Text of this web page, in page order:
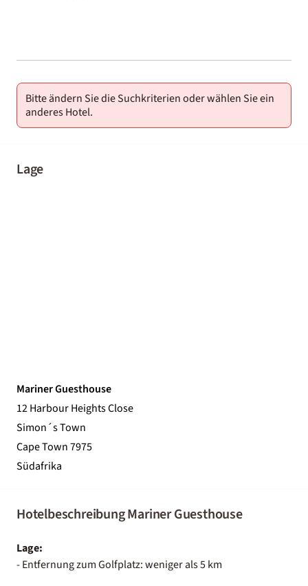
01-02
Bitte ändern Sie die Suchkriterien oder wählen Sie ein
anderes Hotel.
Lage
Mariner Guesthouse
12 Harbour Heights Close
Simon´s Town
Cape Town 7975
Südafrika
Hotelbeschreibung Mariner Guesthouse
Lage:
- Entfernung zum Golfplatz: weniger als 5 km